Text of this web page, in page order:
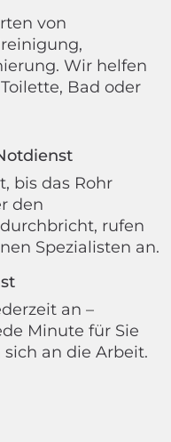
von
Wir helfen
Bad oder
bis das Rohr
den
rufen
Spezialisten an.
an –
Minute für Sie
an die Arbeit.